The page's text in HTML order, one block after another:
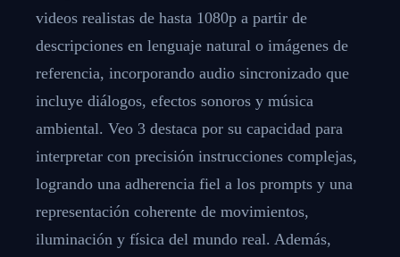
videos realistas de hasta 1080p a partir de
descripciones en lenguaje natural o imágenes de
referencia, incorporando audio sincronizado que
incluye diálogos, efectos sonoros y música
ambiental. Veo 3 destaca por su capacidad para
interpretar con precisión instrucciones complejas,
logrando una adherencia fiel a los prompts y una
representación coherente de movimientos,
iluminación y física del mundo real. Además,